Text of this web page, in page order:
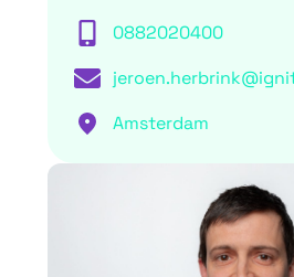
0882020400
Amsterdam